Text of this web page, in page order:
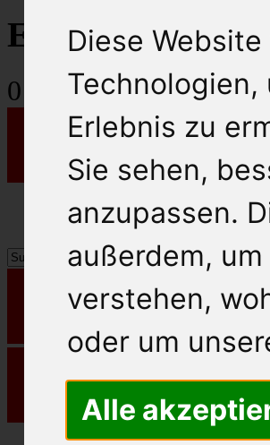
Diese
Erlebnis zu
Sie sehen,
anzupassen.
außerdem,
verstehen,
oder um
Alle
Einkaufs Wagen
0 Artikel